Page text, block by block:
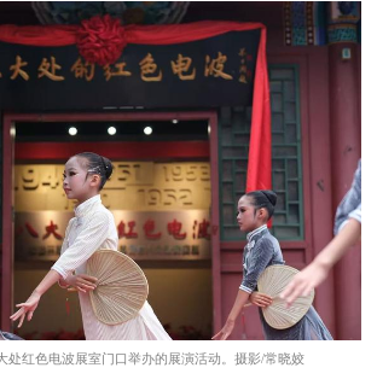
处红色电波展室门口举办的展演活动。摄影/常晓姣